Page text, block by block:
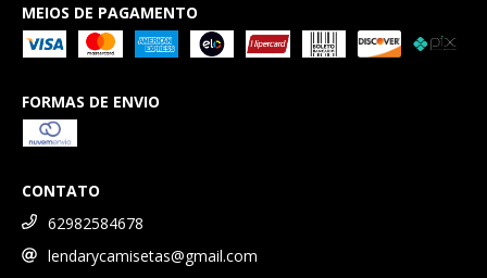
MEIOS DE PAGAMENTO
FORMAS DE ENVIO
CONTATO
62982584678
lendarycamisetas@gmail.com